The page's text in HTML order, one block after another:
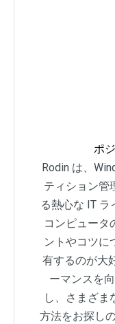
ポ
Rodin は、
ティション管
る熱心な IT
コンピュータ
ントやコツに
有するのが大
ーマンスを
し、さまざま
方法をお探し